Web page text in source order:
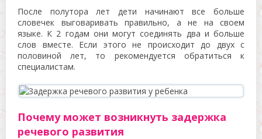
После полутора лет дети начинают все больше
словечек выговаривать правильно, а не на своем
языке. К 2 годам они могут соединять два и больше
слов вместе. Если этого не происходит до двух с
половиной лет, то рекомендуется обратиться к
специалистам.
Почему может возникнуть задержка
речевого развития